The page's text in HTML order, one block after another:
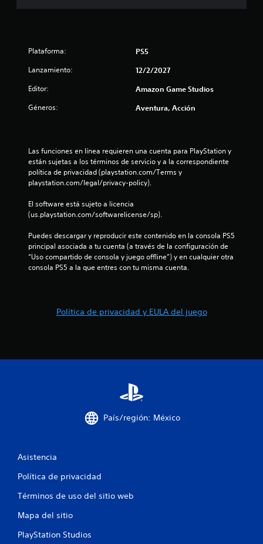
Plataforma: PS5
Lanzamiento: 12/2/2027
Editor: Amazon Game Studios
Géneros: Aventura, Acción
Las funciones en línea requieren una cuenta para PlayStation y
están sujetas a los términos de servicio y a la correspondiente
política de privacidad (playstation.com/Terms y
playstation.com/legal/privacy-policy).
El software está sujeto a licencia
(us.playstation.com/softwarelicense/sp).
Puedes descargar y reproducir este contenido en la consola PS5
principal asociada a tu cuenta (a través de la configuración de
“Uso compartido de consola y juego offline”) y en cualquier otra
consola PS5 a la que entres con tu misma cuenta.
Política de privacidad y EULA del juego
País/región: México
Asistencia
Política de privacidad
Términos de uso del sitio web
Mapa del sitio
PlayStation Studios